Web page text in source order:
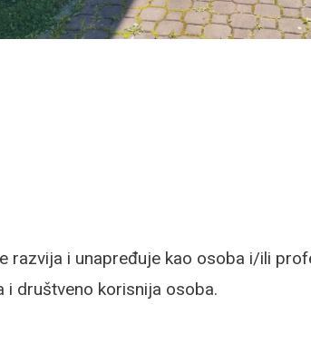
i unapređuje kao osoba i/ili
i društveno korisnija osoba.